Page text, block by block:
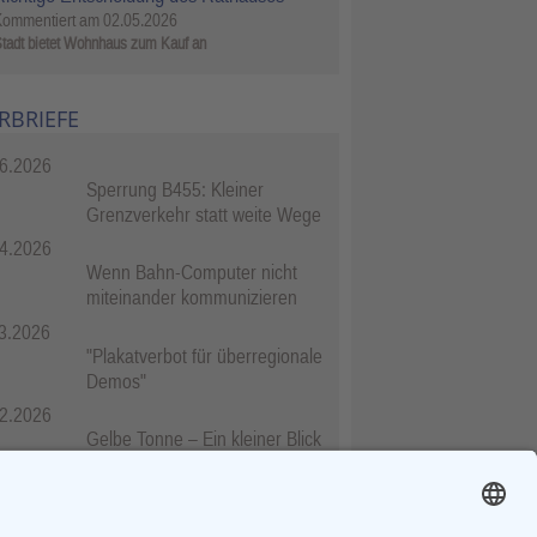
am 02.05.2026
bietet Wohnhaus zum Kauf an
Sperrung B455: Kleiner
Grenzverkehr statt weite Wege
Wenn Bahn-Computer nicht
miteinander kommunizieren
"Plakatverbot für überregionale
Demos"
Gelbe Tonne – Ein kleiner Blick